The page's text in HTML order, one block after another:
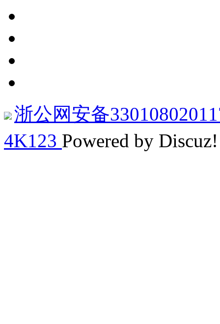
浙公网安备
4K123 Powered by